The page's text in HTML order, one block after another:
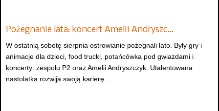
Pożegnanie lata: koncert Amelii Andryszc…
W ostatnią sobotę sierpnia ostrowianie pożegnali lato. Były gry i
animacje dla dzieci, food trucki, potańcówka pod gwiazdami i
koncerty: zespołu P2 oraz Amelii Andryszczyk. Utalentowana
nastolatka rozwija swoją karierę...